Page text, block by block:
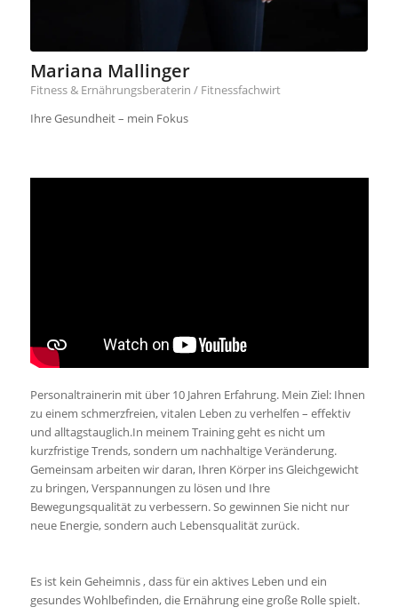
Mariana Mallinger
Fitness & Ernährungsberaterin / Fitnessfachwirt
Ihre Gesundheit – mein Fokus
Personaltrainerin mit über 10 Jahren Erfahrung. Mein Ziel: Ihnen
zu einem schmerzfreien, vitalen Leben zu verhelfen – effektiv
und alltagstauglich.In meinem Training geht es nicht um
kurzfristige Trends, sondern um nachhaltige Veränderung.
Gemeinsam arbeiten wir daran, Ihren Körper ins Gleichgewicht
zu bringen, Verspannungen zu lösen und Ihre
Bewegungsqualität zu verbessern. So gewinnen Sie nicht nur
neue Energie, sondern auch Lebensqualität zurück.
Es ist kein Geheimnis , dass für ein aktives Leben und ein
gesundes Wohlbefinden, die Ernährung eine große Rolle spielt.